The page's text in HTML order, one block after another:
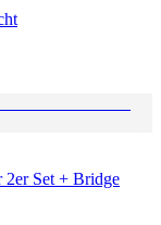
Set + Bridge